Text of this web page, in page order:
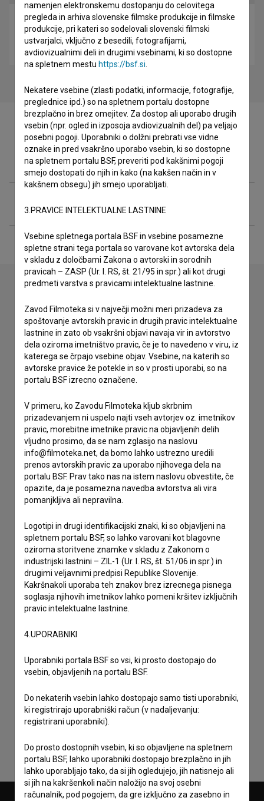
Tisoč ur bridkosti za eno uro veselja — Ivan Cankar
(2018)
biografski
Filmografija (3)
Razširjeni podatki
Stik z uredništvom
Spoštovani, s pomočjo spodnjega obrazca lahko stopite v
stik z uredništvom Baze slovenskih filmov. Veseli bomo vaših
odzivov.
imam vprašanje
želim dodati podatke
drugo
Sprejemam splošne pogoje in dajem soglasje
za
zbiranje, hrambo in obdelavo osebnih podatkov.
namenjen elektronskemu dostopanju do celovitega
pregleda in arhiva slovenske filmske produkcije in filmske
produkcije, pri kateri so sodelovali slovenski filmski
ustvarjalci, vključno z besedili, fotografijami,
avdiovizualnimi deli in drugimi vsebinami, ki so dostopne
na spletnem mestu https://bsf.si
Nekatere vsebine (zlasti podatki, informacije, fotografije,
preglednice ipd.) so na spletnem portalu dostopne
brezplačno in brez omejitev. Za dostop ali uporabo drugih
vsebin (npr. ogled in izposoja avdiovizualnih del) pa veljajo
posebni pogoji. Uporabniki o dolžni prebrati vse vidne
oznake in pred vsakršno uporabo vsebin, ki so dostopne
na spletnem portalu BSF, preveriti pod kakšnimi pogoji
smejo dostopati do njih in kako (na kakšen način in v
kakšnem obsegu) jih smejo uporabljati.
3.PRAVICE INTELEKTUALNE LASTNINE
Vsebine spletnega portala BSF in vsebine posamezne
spletne strani tega portala so varovane kot avtorska dela
v skladu z določbami Zakona o avtorski in sorodnih
pravicah – ZASP (Ur. l. RS, št. 21/95 in spr.) ali kot drugi
predmeti varstva s pravicami intelektualne lastnine.
Zavod Filmoteka si v največji možni meri prizadeva za
spoštovanje avtorskih pravic in drugih pravic intelektualne
lastnine in zato ob vsakršni objavi navaja vir in avtorstvo
dela oziroma imetništvo pravic, če je to navedeno v viru, iz
katerega se črpajo vsebine objav. Vsebine, na katerih so
avtorske pravice že potekle in so v prosti uporabi, so na
portalu BSF izrecno označene.
V primeru, ko Zavodu Filmoteka kljub skrbnim
prizadevanjem ni uspelo najti vseh avtorjev oz. imetnikov
pravic, morebitne imetnike pravic na objavljenih delih
vljudno prosimo, da se nam zglasijo na naslovu
info@filmoteka.net, da bomo lahko ustrezno uredili
prenos avtorskih pravic za uporabo njihovega dela na
portalu BSF. Prav tako nas na istem naslovu obvestite, če
opazite, da je posamezna navedba avtorstva ali vira
pomanjkljiva ali nepravilna.
Logotipi in drugi identifikacijski znaki, ki so objavljeni na
spletnem portalu BSF, so lahko varovani kot blagovne
oziroma storitvene znamke v skladu z Zakonom o
industrijski lastnini – ZIL-1 (Ur. l. RS, št. 51/06 in spr.) in
drugimi veljavnimi predpisi Republike Slovenije.
Kakršnakoli uporaba teh znakov brez izrecnega pisnega
soglasja njihovih imetnikov lahko pomeni kršitev izključnih
pravic intelektualne lastnine.
4.UPORABNIKI
Uporabniki portala BSF so vsi, ki prosto dostopajo do
vsebin, objavljenih na portalu BSF.
Do nekaterih vsebin lahko dostopajo samo tisti uporabniki,
ki registrirajo uporabniški račun (v nadaljevanju:
registrirani uporabniki).
Do prosto dostopnih vsebin, ki so objavljene na spletnem
portalu BSF, lahko uporabniki dostopajo brezplačno in jih
lahko uporabljajo tako, da si jih ogledujejo, jih natisnejo ali
si jih na kakršenkoli način naložijo na svoj osebni
računalnik, pod pogojem, da gre izključno za zasebno in